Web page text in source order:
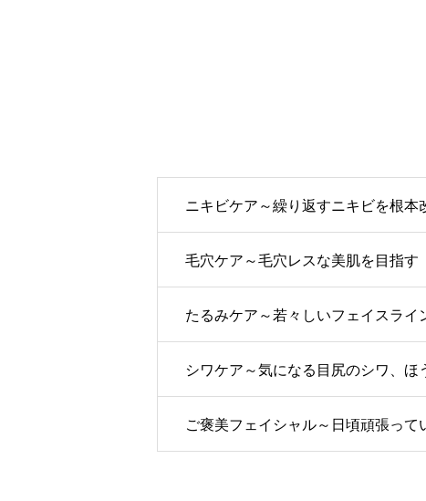
ニキビケア～繰り返すニキビを根本
毛穴ケア～毛穴レスな美肌を目指す
たるみケア～若々しいフェイスライ
シワケア～気になる目尻のシワ、ほ
ご褒美フェイシャル～日頃頑張って